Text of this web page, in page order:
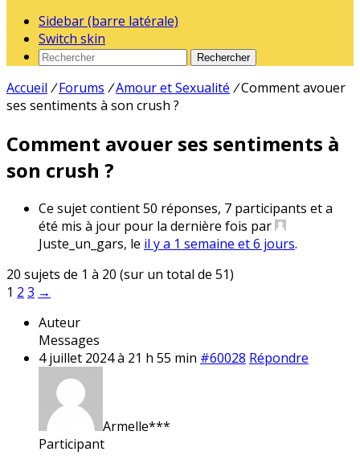
Sidebar (barre latérale)
Switch skin
Rechercher
Accueil / Forums /Amour et Sexualité /Comment avouer
ses sentiments à son crush ?
Comment avouer ses sentiments à
son crush ?
Ce sujet contient 50 réponses, 7 participants et a
été mis à jour pour la dernière fois par
Juste_un_gars, le il y a 1 semaine et 6 jours.
20 sujets de 1 à 20 (sur un total de 51)
1 2 3 →
Auteur
Messages
4 juillet 2024 à 21 h 55 min #60028 Répondre
Armelle***
Participant